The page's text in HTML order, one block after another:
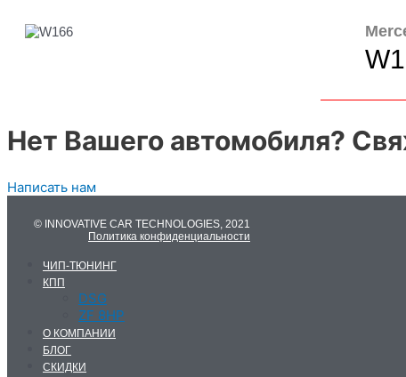
Нет Вашего автомобиля?
Написать нам
© INNOVATIVE CAR TECHNOLOGIES, 2021
Политика конфиденциальности
ЧИП-ТЮНИНГ
КПП
DSG
ZF 8HP
О КОМПАНИИ
БЛОГ
СКИДКИ